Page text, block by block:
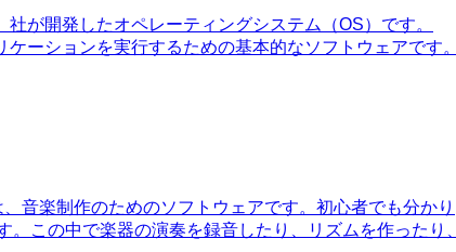
が開発したオペレーティングシステム（OS）です。
ーションを実行するための基本的なソフトウェアです。
音楽制作のためのソフトウェアです。初心者でも分かり
この中で楽器の演奏を録音したり、リズムを作ったり、